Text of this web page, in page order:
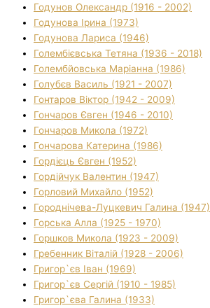
Годунов Олександр (1916 - 2002)
Годунова Ірина (1973)
Годунова Лариса (1946)
Голембієвська Тетяна (1936 - 2018)
Голембйовська Маріанна (1986)
Голубєв Василь (1921 - 2007)
Гонтаров Віктор (1942 - 2009)
Гончаров Євген (1946 - 2010)
Гончаров Микола (1972)
Гончарова Катерина (1986)
Гордієць Євген (1952)
Гордійчук Валентин (1947)
Горловий Михайло (1952)
Городнічева-Луцкевич Галина (1947)
Горська Алла (1925 - 1970)
Горшков Микола (1923 - 2009)
Гребенник Віталій (1928 - 2006)
Григор`єв Іван (1969)
Григор`єв Сергій (1910 - 1985)
Григор`єва Галина (1933)